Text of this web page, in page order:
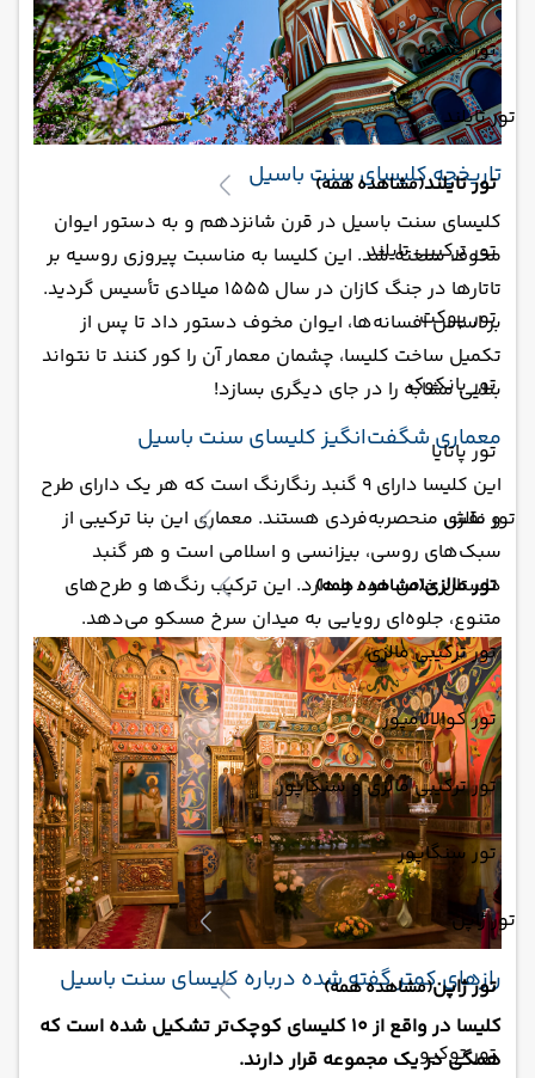
تور چشمه
تور تایلند
تور تایلند(مشاهده همه)
تور ترکیبی تایلند
تور پوکت
تور بانکوک
تور پاتایا
تور مالزی
تور مالزی(مشاهده همه)
تور ترکیبی مالزی
تور کوالالامپور
تور ترکیبی مالزی و سنگاپور
تور سنگاپور
تور ژاپن
تور ژاپن(مشاهده همه)
تور توکیو
تاریخچه کلیسای سنت باسیل
کلیسای سنت باسیل در قرن شانزدهم و به دستور ایوان
مخوف ساخته شد. این کلیسا به مناسبت پیروزی روسیه بر
تاتارها در جنگ کازان در سال ۱۵۵۵ میلادی تأسیس گردید.
بر اساس افسانه‌ها، ایوان مخوف دستور داد تا پس از
تکمیل ساخت کلیسا، چشمان معمار آن را کور کنند تا نتواند
بنایی مشابه را در جای دیگری بسازد!
معماری شگفت‌انگیز کلیسای سنت باسیل
این کلیسا دارای ۹ گنبد رنگارنگ است که هر یک دارای طرح
و نقش منحصر‌به‌فردی هستند. معماری این بنا ترکیبی از
سبک‌های روسی، بیزانسی و اسلامی است و هر گنبد
داستان خاص خود را دارد. این ترکیب رنگ‌ها و طرح‌های
متنوع، جلوه‌ای رویایی به میدان سرخ مسکو می‌دهد.
رازهای کمتر گفته شده درباره کلیسای سنت باسیل
کلیسا در واقع از ۱۰ کلیسای کوچک‌تر تشکیل شده است که
همگی در یک مجموعه قرار دارند.